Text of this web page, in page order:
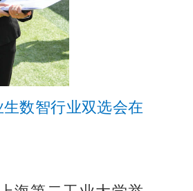
数智行业双选会在